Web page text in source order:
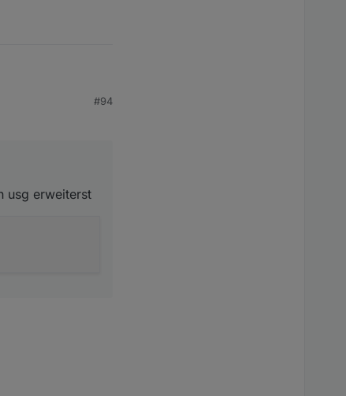
!) , welches so
#94
usg erweiterst